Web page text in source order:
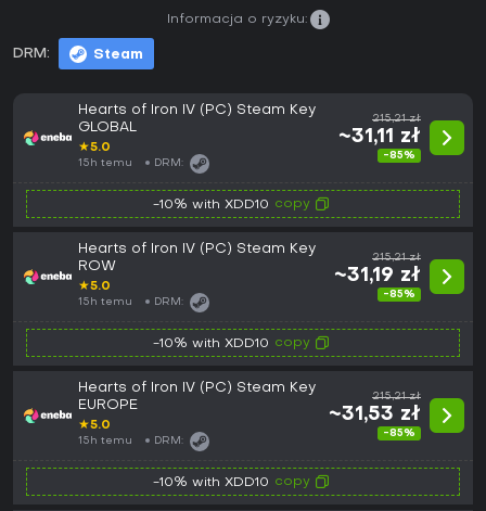
DRM: Steam
Informacja o ryzyku:
Hearts of Iron IV (PC) Steam Key
GLOBAL
★5.0
15h temu DRM:
215,21 zł
~31,11 zł
-85%
-10% with XDD10 copy
Hearts of Iron IV (PC) Steam Key
ROW
★5.0
15h temu DRM:
215,21 zł
~31,19 zł
-85%
-10% with XDD10 copy
Hearts of Iron IV (PC) Steam Key
EUROPE
★5.0
15h temu DRM:
215,21 zł
~31,53 zł
-85%
-10% with XDD10 copy